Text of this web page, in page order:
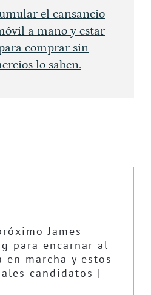
el cansancio
a mano y estar
comprar sin
lo saben.
James
para encarnar al
en marcha y estos
candidatos |